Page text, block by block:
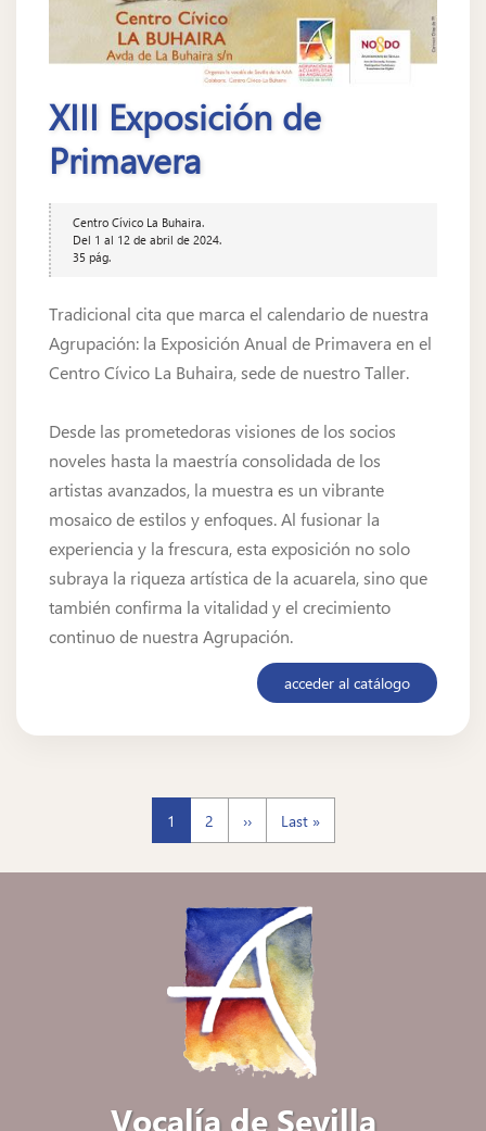
XIII Exposición de
Primavera
Centro Cívico La Buhaira.
Del 1 al 12 de abril de 2024.
35 pág.
Tradicional cita que marca el calendario de nuestra
Agrupación: la Exposición Anual de Primavera en el
Centro Cívico La Buhaira, sede de nuestro Taller.
Desde las prometedoras visiones de los socios
noveles hasta la maestría consolidada de los
artistas avanzados, la muestra es un vibrante
mosaico de estilos y enfoques. Al fusionar la
experiencia y la frescura, esta exposición no solo
subraya la riqueza artística de la acuarela, sino que
también confirma la vitalidad y el crecimiento
continuo de nuestra Agrupación.
acceder al catálogo
Page
1 Page
2 Siguiente
página
›› Última
página
Last »
Vocalía de Sevilla